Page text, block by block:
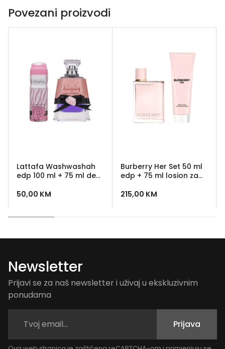
Povezani proizvodi
Lattafa Washwashah
edp 100 ml + 75 ml deo
50,00 KM
Burberry Her Set 50 ml
edp + 75 ml losion za
215,00 KM
Newsletter
Prijavi se za naš newsletter i uživaj u ekskluzivnim
ponudama
Prijava